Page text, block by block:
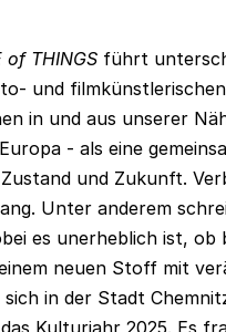
of THINGSführt
und
in und aus unserer
- als eine
und Zukunft.
Unter anderem
es unerheblich ist, ob
neuen Stoff mit
in der Stadt
Kulturjahr 2025. Es